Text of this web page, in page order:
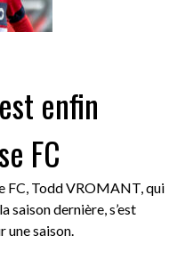
enfin
FC
FC, Todd VROMANT, qui
saison dernière, s’est
une saison.